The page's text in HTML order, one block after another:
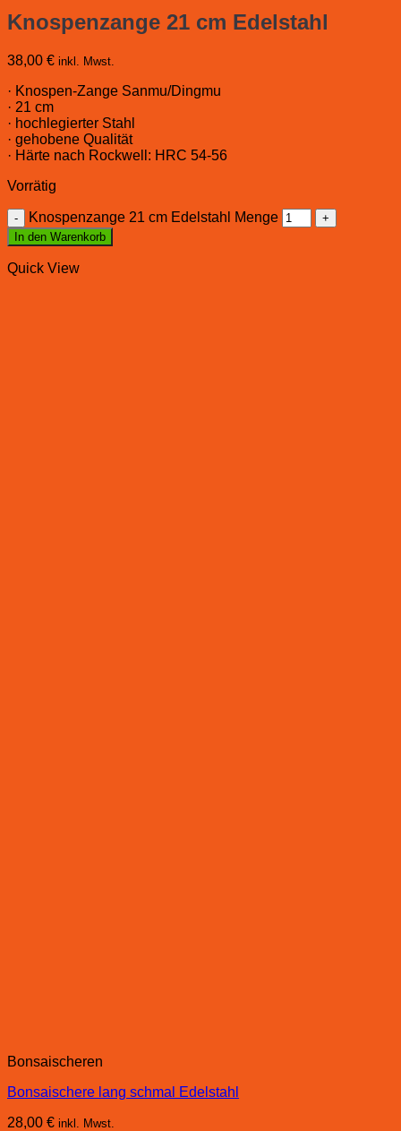
Knospenzange 21 cm Edelstahl
38,00 € inkl. Mwst.
· Knospen-Zange Sanmu/Dingmu
· 21 cm
· hochlegierter Stahl
· gehobene Qualität
· Härte nach Rockwell: HRC 54-56
Vorrätig
Knospenzange 21 cm Edelstahl Menge
In den Warenkorb
Quick View
Bonsaischeren
Bonsaischere lang schmal Edelstahl
28,00 € inkl. Mwst.